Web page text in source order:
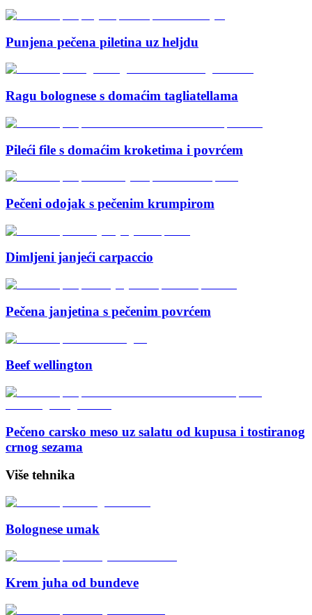
Punjena pečena piletina uz heljdu
Ragu bolognese s domaćim tagliatellama
Pileći file s domaćim kroketima i povrćem
Pečeni odojak s pečenim krumpirom
Dimljeni janjeći carpaccio
Pečena janjetina s pečenim povrćem
Beef wellington
Pečeno carsko meso uz salatu od kupusa i tostiranog
crnog sezama
Više tehnika
Bolognese umak
Krem juha od bundeve